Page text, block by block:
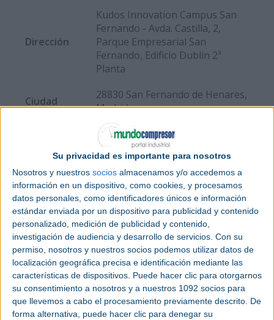
Su privacidad es importante para nosotros
Nosotros y nuestros socios almacenamos y/o accedemos a
información en un dispositivo, como cookies, y procesamos
datos personales, como identificadores únicos e información
estándar enviada por un dispositivo para publicidad y contenido
personalizado, medición de publicidad y contenido,
investigación de audiencia y desarrollo de servicios. Con su
permiso, nosotros y nuestros socios podemos utilizar datos de
localización geográfica precisa e identificación mediante las
características de dispositivos. Puede hacer clic para otorgarnos
su consentimiento a nosotros y a nuestros 1092 socios para
que llevemos a cabo el procesamiento previamente descrito. De
forma alternativa, puede hacer clic para denegar su
Dirección
Kudos Innovation Campus San
Fernando - Avda. Castilla, 2,
Parque Empresarial San
Fernando, Edificio Dublin 2ª
Planta
Ciudad
28830 San Fernando de Henares,
Madrid
España
Actividad
| Compresores y tratamiento del aire
comprimido
| Filtración, secadores y tratamiento del aire
comprimido y gases
| Neumática y automatización